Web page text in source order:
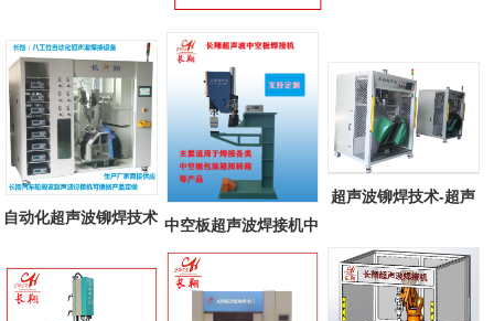
自动化超声波铆焊技术 中空板超声波焊接机中
空板周转箱...
超声波铆焊技术-超声